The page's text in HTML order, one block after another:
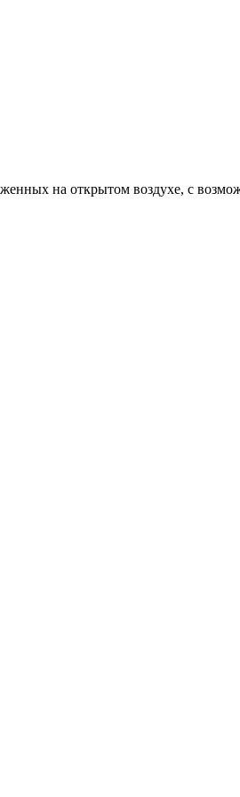
на открытом воздухе, с